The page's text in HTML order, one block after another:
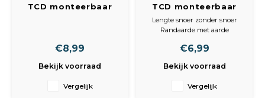
TCD monteerbaar
€8,99
Bekijk voorraad
Vergelijk
TCD monteerbaar
4V + RA zwart
zonder snoer
Lengte snoer zonder snoer
Randaarde met aarde
€6,99
Bekijk voorraad
Vergelijk